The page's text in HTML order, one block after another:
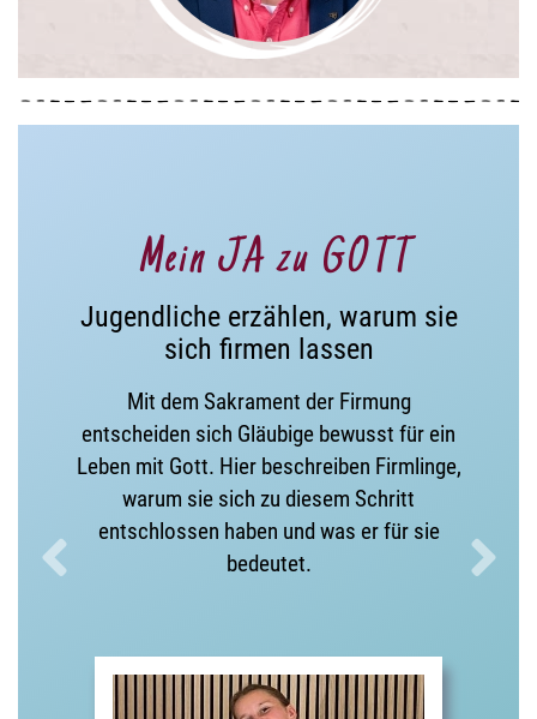
Mein JA zu GOTT
Jugendliche erzählen, warum sie
sich firmen lassen
Mit dem Sakrament der Firmung
entscheiden sich Gläubige bewusst für ein
Leben mit Gott. Hier beschreiben Firmlinge,
warum sie sich zu diesem Schritt
entschlossen haben und was er für sie
bedeutet.
Zurück